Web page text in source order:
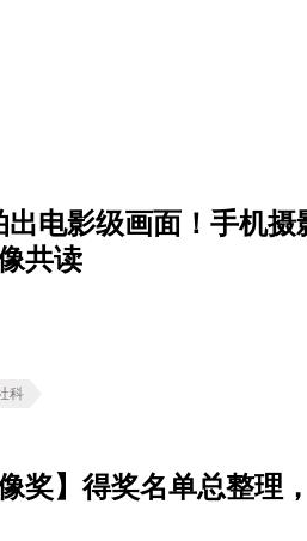
出电影级画面！手机
共读
科
像奖】得奖名单总整